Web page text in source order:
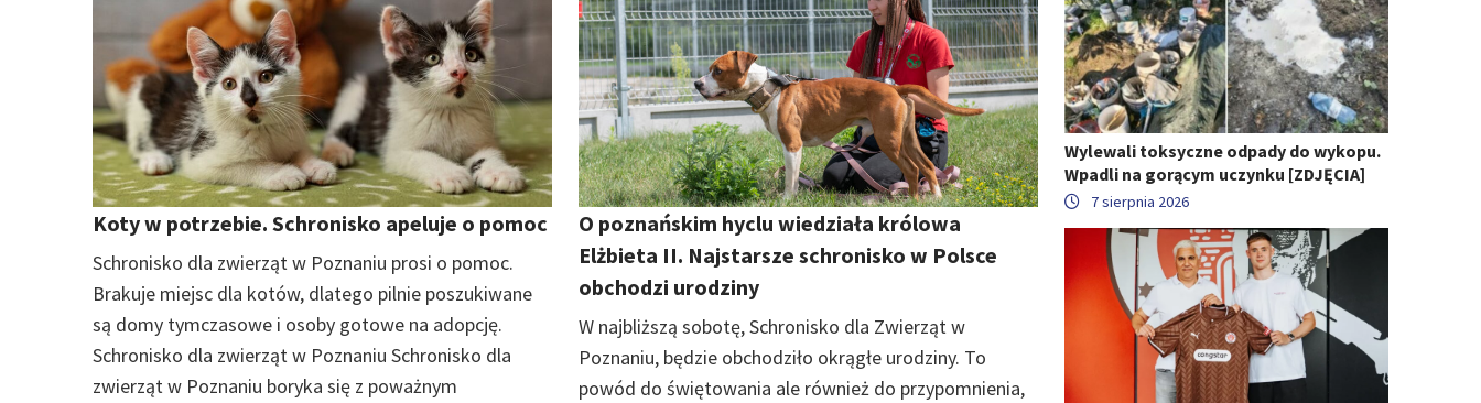
Koty w potrzebie. Schronisko apeluje o pomoc
Schronisko dla zwierząt w Poznaniu prosi o pomoc.
Brakuje miejsc dla kotów, dlatego pilnie poszukiwane
są domy tymczasowe i osoby gotowe na adopcję.
Schronisko dla zwierząt w Poznaniu Schronisko dla
zwierząt w Poznaniu boryka się z poważnym
O poznańskim hyclu wiedziała królowa
Elżbieta II. Najstarsze schronisko w Polsce
obchodzi urodziny
W najbliższą sobotę, Schronisko dla Zwierząt w
Poznaniu, będzie obchodziło okrągłe urodziny. To
powód do świętowania ale również do przypomnienia,
Wylewali toksyczne odpady do wykopu.
Wpadli na gorącym uczynku [ZDJĘCIA]
7 sierpnia 2026